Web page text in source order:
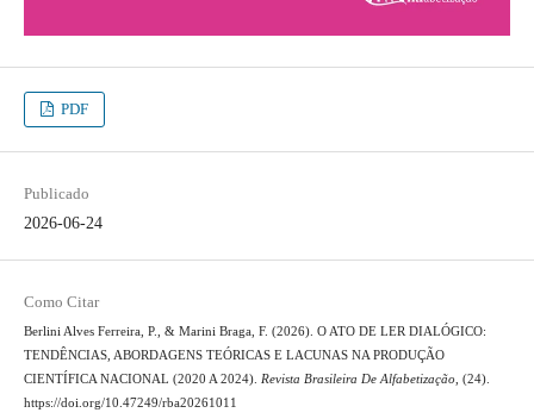
PDF
Publicado
2026-06-24
Como Citar
Berlini Alves Ferreira, P., & Marini Braga, F. (2026). O ATO DE LER DIALÓGICO:
TENDÊNCIAS, ABORDAGENS TEÓRICAS E LACUNAS NA PRODUÇÃO
CIENTÍFICA NACIONAL (2020 A 2024). Revista Brasileira De Alfabetização , (24).
https://doi.org/10.47249/rba20261011